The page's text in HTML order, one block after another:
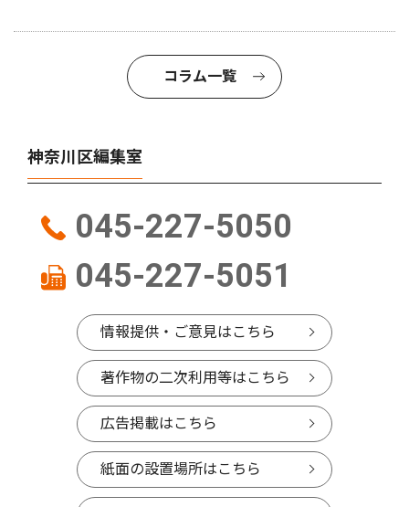
コラム一覧
神奈川区編集室
045-227-5050
045-227-5051
情報提供・ご意見はこちら
著作物の二次利用等はこちら
広告掲載はこちら
紙面の設置場所はこちら